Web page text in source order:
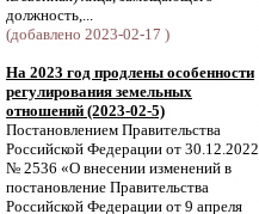
должность,...
(добавлено 2023-02-17 )
На 2023 год продлены особенности
регулирования земельных
отношений (2023-02-5)
Постановлением Правительства
Российской Федерации от 30.12.2022
№ 2536 «О внесении изменений в
постановление Правительства
Российской Федерации от 9 апреля